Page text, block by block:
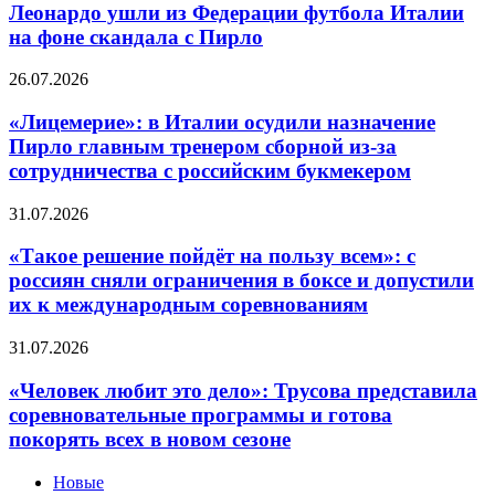
возрасте
и
терапии
ожирения
и
Леонардо
из
футбола
Италии
фоне
с
Леонардо ушли из Федерации футбола Италии
на фоне скандала с Пирло
«Лицемерие»:
Италии
осудили
назначение
Пирло
тренером
из-
за
сотрудничества
с
букмекером
26.07.2026
«Лицемерие»: в Италии осудили назначение
Пирло главным тренером сборной из-за
сотрудничества с российским букмекером
«Такое
пойдёт
пользу
всем»:
россиян
ограничения
в
боксе
и
31.07.2026
«Такое решение пойдёт на пользу всем»: с
россиян сняли ограничения в боксе и допустили
их к международным соревнованиям
«Человек
это
дело»:
Трусова
представила
программы
31.07.2026
«Человек любит это дело»: Трусова представила
соревновательные программы и готова
покорять всех в новом сезоне
Новые